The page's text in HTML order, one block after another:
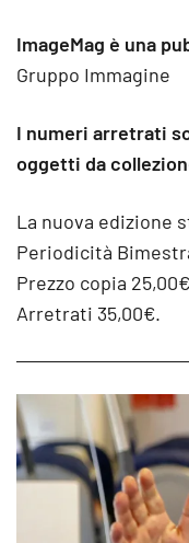
ImageMag è una
Gruppo Immagine
I numeri arretrati
oggetti da
La nuova edizione
Periodicità
Prezzo copia
Arretrati 35,00€.